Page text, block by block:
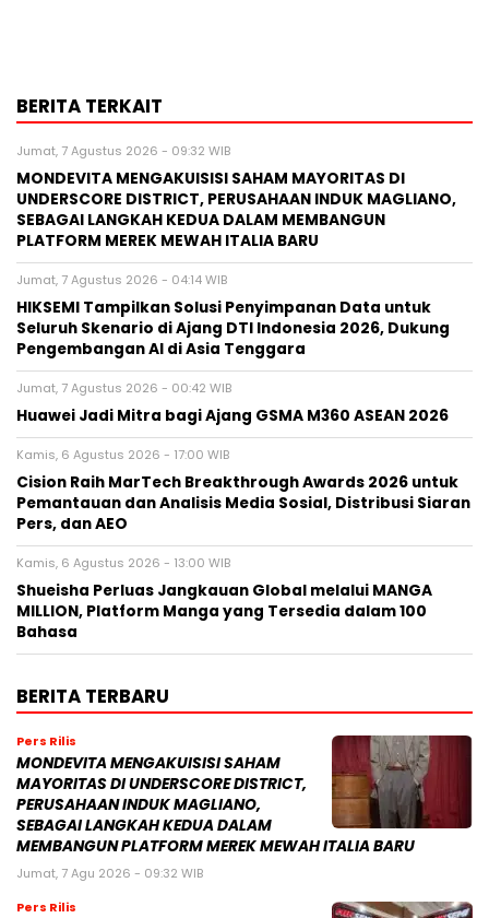
BERITA TERKAIT
Jumat, 7 Agustus 2026 - 09:32 WIB
MONDEVITA MENGAKUISISI SAHAM MAYORITAS DI
UNDERSCORE DISTRICT, PERUSAHAAN INDUK MAGLIANO,
SEBAGAI LANGKAH KEDUA DALAM MEMBANGUN
PLATFORM MEREK MEWAH ITALIA BARU
Jumat, 7 Agustus 2026 - 04:14 WIB
HIKSEMI Tampilkan Solusi Penyimpanan Data untuk
Seluruh Skenario di Ajang DTI Indonesia 2026, Dukung
Pengembangan AI di Asia Tenggara
Jumat, 7 Agustus 2026 - 00:42 WIB
Huawei Jadi Mitra bagi Ajang GSMA M360 ASEAN 2026
Kamis, 6 Agustus 2026 - 17:00 WIB
Cision Raih MarTech Breakthrough Awards 2026 untuk
Pemantauan dan Analisis Media Sosial, Distribusi Siaran
Pers, dan AEO
Kamis, 6 Agustus 2026 - 13:00 WIB
Shueisha Perluas Jangkauan Global melalui MANGA
MILLION, Platform Manga yang Tersedia dalam 100
Bahasa
BERITA TERBARU
Pers Rilis
MONDEVITA MENGAKUISISI SAHAM
MAYORITAS DI UNDERSCORE DISTRICT,
PERUSAHAAN INDUK MAGLIANO,
SEBAGAI LANGKAH KEDUA DALAM
MEMBANGUN PLATFORM MEREK MEWAH ITALIA BARU
Jumat, 7 Agu 2026 - 09:32 WIB
Pers Rilis